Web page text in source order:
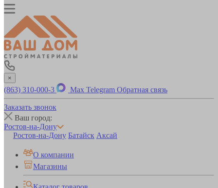
×
(863) 310-000-3 Max Telegram Обратная связь
Заказать звонок
Ваш город:
Ростов-на-Дону
Ростов-на-Дону Батайск Аксай
О компании
Магазины